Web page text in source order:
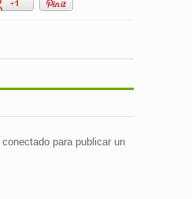
conectado para publicar un